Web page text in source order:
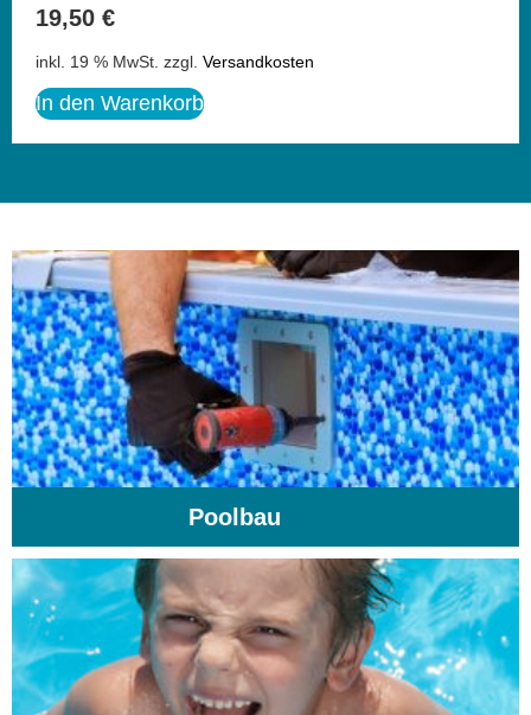
19,50 €
inkl. 19 % MwSt. zzgl. Versandkosten
In den Warenkorb
Poolbau